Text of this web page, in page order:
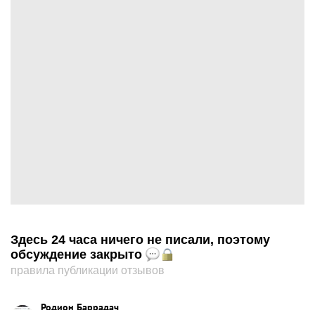
Здесь 24 часа ничего не писали, поэтому
обсуждение закрыто
правила публикации отзывов
Родион Баррадач